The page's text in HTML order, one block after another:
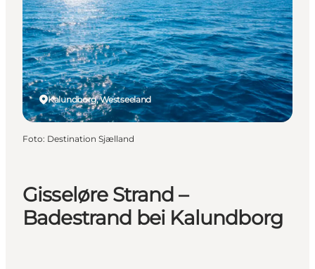
Erlebnisse
Unterkünfte
Reiseplanung
Gisseløre Strand –
Badestrand bei Kalundborg
Kalundborg, Westseeland
Foto: Destination Sjælland